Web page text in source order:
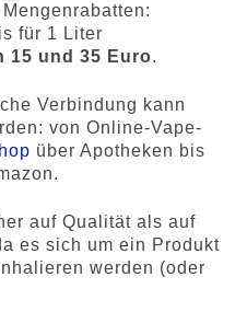
für 1 Liter
15 und 35 Euro.
Verbindung kann
von Online-Vape-
über Apotheken bis
auf Qualität als auf
es sich um ein Produkt
werden (oder